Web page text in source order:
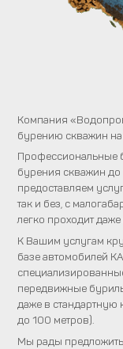
Компания
бурению скважин на
Профессиональные
бурения скважин
предоставляем
так и без, с
легко проходит
К Вашим услугам
базе автомобилей
передвижные
даже в стандартную
до 100 метров).
Мы рады предложить